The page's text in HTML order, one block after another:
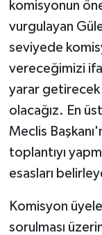
komisyonun
vurgulayan
seviyede
vereceğimizi
yarar getirecek
olacağız. En
Meclis
toplantıyı
esasları
Komisyon
sorulması